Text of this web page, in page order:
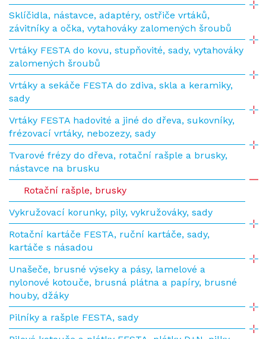
Sklíčidla, nástavce, adaptéry, ostřiče vrtáků,
závitníky a očka, vytahováky zalomených šroubů
Vrtáky FESTA do kovu, stupňovité, sady, vytahováky
zalomených šroubů
Vrtáky a sekáče FESTA do zdiva, skla a keramiky,
sady
Vrtáky FESTA hadovité a jiné do dřeva, sukovníky,
frézovací vrtáky, nebozezy, sady
Tvarové frézy do dřeva, rotační rašple a brusky,
nástavce na brusku
Rotační rašple, brusky
Vykružovací korunky, pily, vykružováky, sady
Rotační kartáče FESTA, ruční kartáče, sady,
kartáče s násadou
Unašeče, brusné výseky a pásy, lamelové a
nylonové kotouče, brusná plátna a papíry, brusné
houby, džáky
Pilníky a rašple FESTA, sady